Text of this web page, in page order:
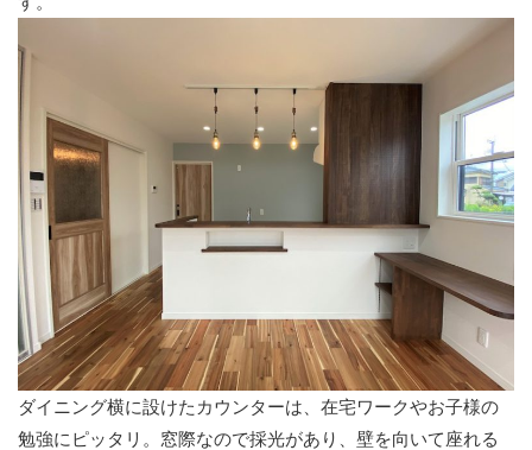
ダイニング横に設けたカウンターは、在宅ワークやお子様の
勉強にピッタリ。窓際なので採光があり、壁を向いて座れる